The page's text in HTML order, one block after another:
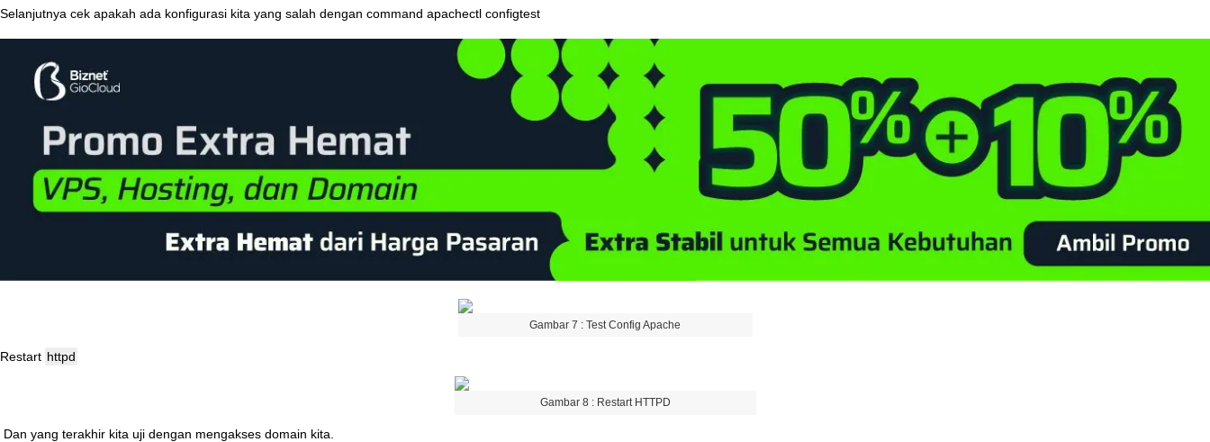
Selanjutnya cek apakah ada konfigurasi kita yang salah dengan command apachectl configtest
Gambar 7 : Test Config Apache
Restart httpd
Gambar 8 : Restart HTTPD
Dan yang terakhir kita uji dengan mengakses domain kita